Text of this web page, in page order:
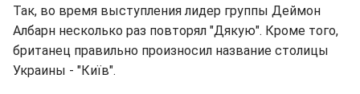
Так, во время выступления лидер группы Деймон
Албарн несколько раз повторял "Дякую". Кроме того,
британец правильно произносил название столицы
Украины - "Київ".